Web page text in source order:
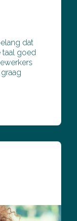
dat
taal goed